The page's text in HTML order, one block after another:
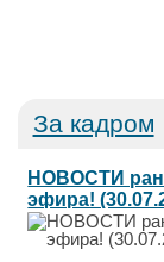
За кадром
НОВОСТИ
эфира!